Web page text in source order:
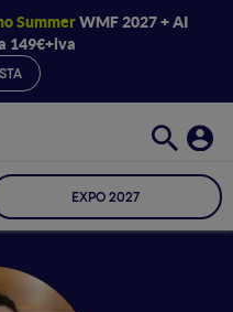
SummerWMF 2027 + AI
149€+iva
EXPO 2027